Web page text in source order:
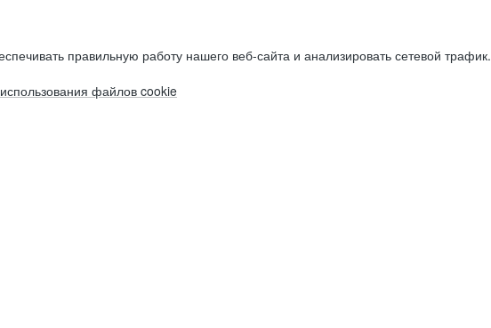
правильную работу нашего веб-сайта и анализировать сетевой трафик.
файлов cookie